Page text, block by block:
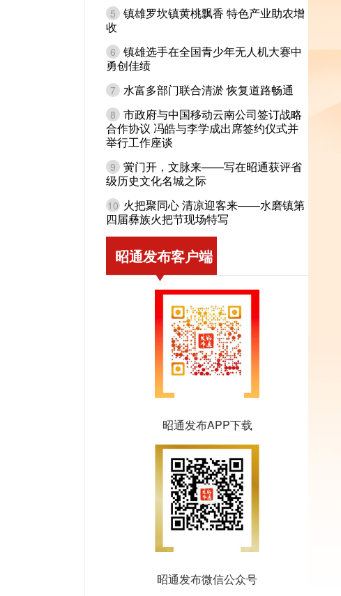
5 镇雄罗坎镇黄桃飘香 特色产业助农增
收
6 镇雄选手在全国青少年无人机大赛中
勇创佳绩
7 水富多部门联合清淤 恢复道路畅通
8 市政府与中国移动云南公司签订战略
合作协议 冯皓与李学成出席签约仪式并
举行工作座谈
9 黉门开，文脉来——写在昭通获评省
级历史文化名城之际
10 火把聚同心 清凉迎客来——水磨镇第
四届彝族火把节现场特写
昭通发布客户端
昭通发布APP下载
昭通发布微信公众号